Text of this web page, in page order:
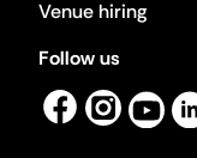
Venue hiring
Follow us